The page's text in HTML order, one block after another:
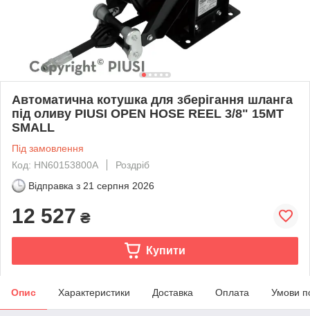
Автоматична котушка для зберігання шланга
під оливу PIUSI OPEN HOSE REEL 3/8" 15MT
SMALL
Під замовлення
Код: HN60153800A
Роздріб
Відправка з 21 серпня 2026
12 527 ₴
Купити
Опис Характеристики Доставка Оплата Умови